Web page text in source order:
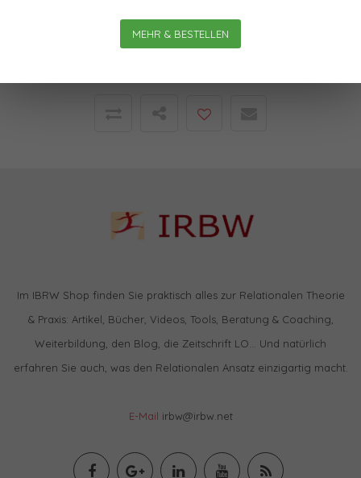
MEHR & BESTELLEN
Im IBRW Shop finden Sie praktisch alles zur Relationalen Theorie
& Praxis: Artikel, Bücher, Videos, Tools, Beratung & Coaching,
Weiterbildung, den Blog, die Zeitschrift LO… Und natürlich
erfahren Sie auch, was den Relationalen Ansatz einzigartig macht.
E-Mail irbw@irbw.net